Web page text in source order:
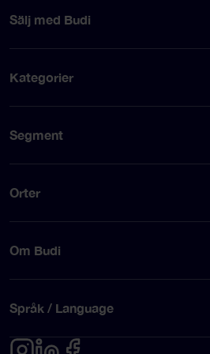
Sälj med Budi
Kategorier
Segment
Orter
Om Budi
Språk / Language